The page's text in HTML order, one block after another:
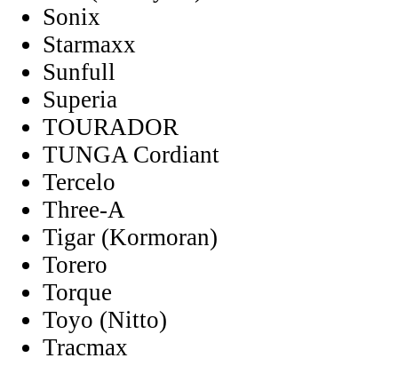
Sonix
Starmaxx
Sunfull
Superia
TOURADOR
TUNGA Cordiant
Tercelo
Three-A
Tigar (Kormoran)
Torero
Torque
Toyo (Nitto)
Tracmax